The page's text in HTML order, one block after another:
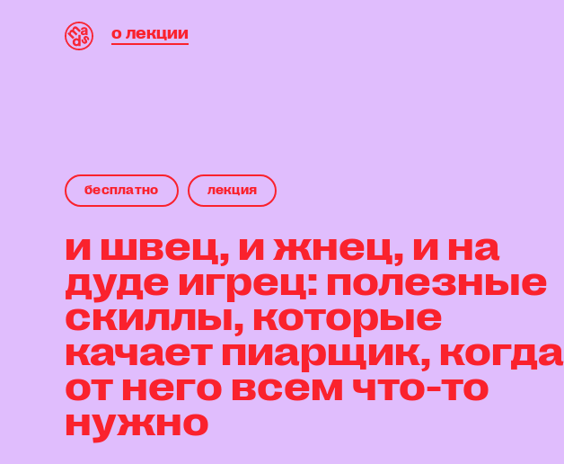
о лекции
бесплaтнo лекция
и швец, и жнец, и на
дуде игрец: полезные
скиллы, которые
качает пиарщик, когда
от него всем что-то
нужно